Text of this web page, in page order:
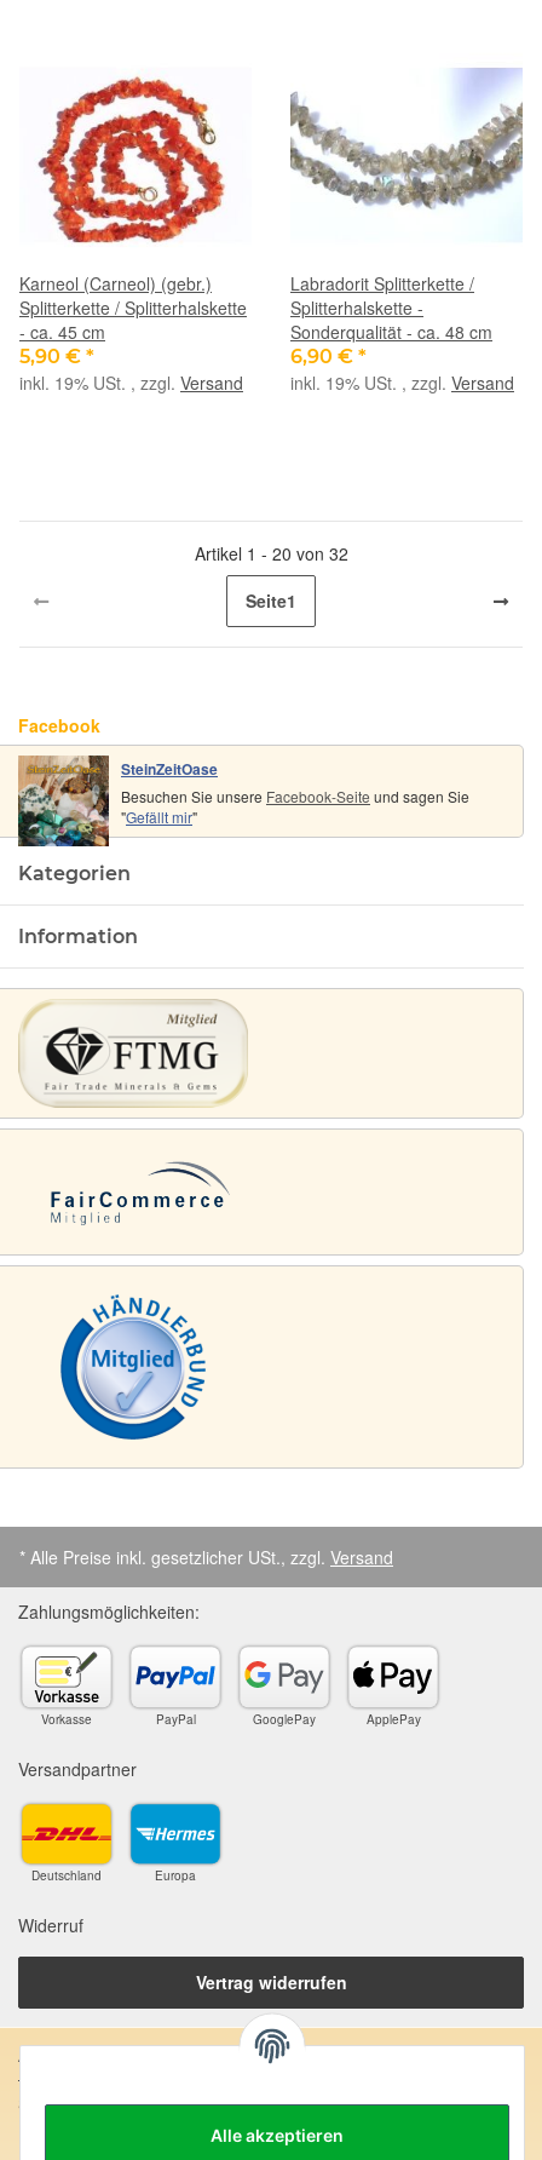
Alle akzeptieren
Karneol (Carneol) (gebr.)
Splitterkette / Splitterhalskette
- ca. 45 cm
5,90 € *
inkl. 19% USt. , zzgl. Versand
Labradorit Splitterkette /
Splitterhalskette -
Sonderqualität - ca. 48 cm
6,90 € *
inkl. 19% USt. , zzgl. Versand
Artikel 1 - 20 von 32
Seite1
Facebook
SteinZeitOase
Besuchen Sie unsere Facebook-Seite und sagen Sie
"Gefällt mir"
Kategorien
Information
* Alle Preise inkl. gesetzlicher USt., zzgl. Versand
Zahlungsmöglichkeiten:
Vorkasse PayPal GooglePay ApplePay
Versandpartner
Deutschland Europa
Widerruf
Vertrag widerrufen
Anschrift:
SteinZeitOase